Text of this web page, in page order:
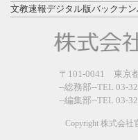
文教速報デジタル版バックナン
〒101-0041 東京
--総務部--TEL 03-
--編集部--TEL 03-
Copyright 株式会社